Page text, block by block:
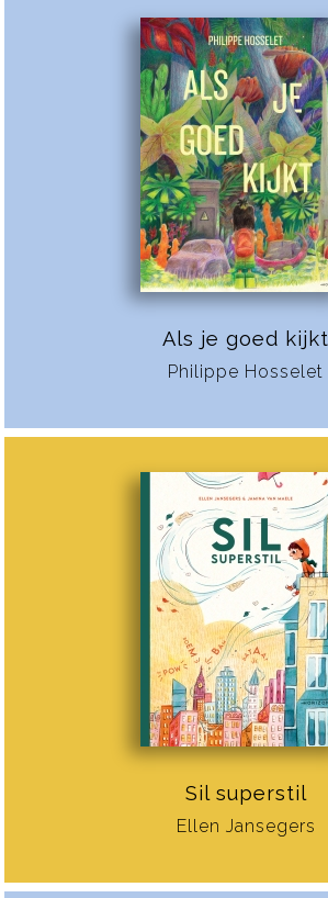
Als je goed kijkt
Philippe Hosselet
Sil superstil
Ellen Jansegers